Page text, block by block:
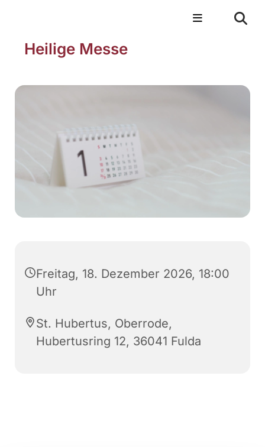
Heilige Messe
Freitag, 18. Dezember 2026, 18:00
Uhr
St. Hubertus, Oberrode,
Hubertusring 12, 36041 Fulda